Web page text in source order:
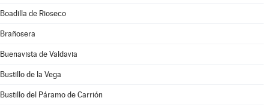
Boadilla de Rioseco
Brañosera
Buenavista de Valdavia
Bustillo de la Vega
Bustillo del Páramo de Carrión